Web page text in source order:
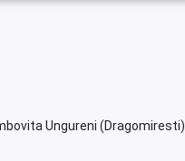
Ungureni (Dragomiresti)